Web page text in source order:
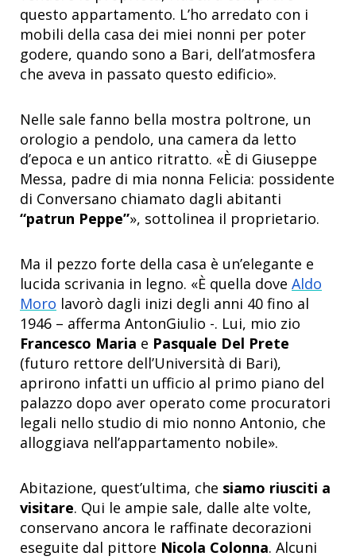
questo appartamento. L’ho arredato con i
mobili della casa dei miei nonni per poter
godere, quando sono a Bari, dell’atmosfera
che aveva in passato questo edificio».
Nelle sale fanno bella mostra poltrone, un
orologio a pendolo, una camera da letto
d’epoca e un antico ritratto. «È di Giuseppe
Messa, padre di mia nonna Felicia: possidente
di Conversano chiamato dagli abitanti
“patrun Peppe”», sottolinea il proprietario.
Ma il pezzo forte della casa è un’elegante e
lucida scrivania in legno. «È quella dove Aldo
Moro lavorò dagli inizi degli anni 40 fino al
1946 – afferma AntonGiulio -. Lui, mio zio
Francesco Maria e Pasquale Del Prete
(futuro rettore dell’Università di Bari),
aprirono infatti un ufficio al primo piano del
palazzo dopo aver operato come procuratori
legali nello studio di mio nonno Antonio, che
alloggiava nell’appartamento nobile».
Abitazione, quest’ultima, che siamo riusciti a
visitare. Qui le ampie sale, dalle alte volte,
conservano ancora le raffinate decorazioni
eseguite dal pittore Nicola Colonna. Alcuni